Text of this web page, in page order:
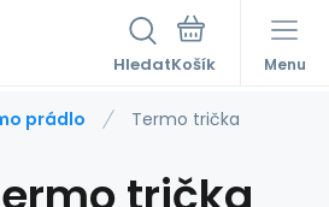
Hledat Menu
prádlo Termo trička